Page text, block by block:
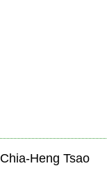
Chia-Heng Tsao